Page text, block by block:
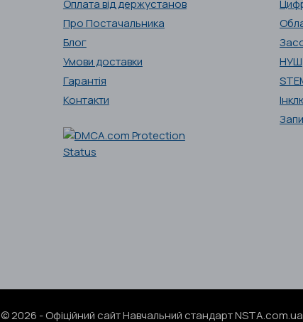
Оплата від держустанов
Про Постачальника
Блог
Умови доставки
Гарантія
Контакти
НУШ
© 2026 - Офіційний сайт Навчальний стандарт